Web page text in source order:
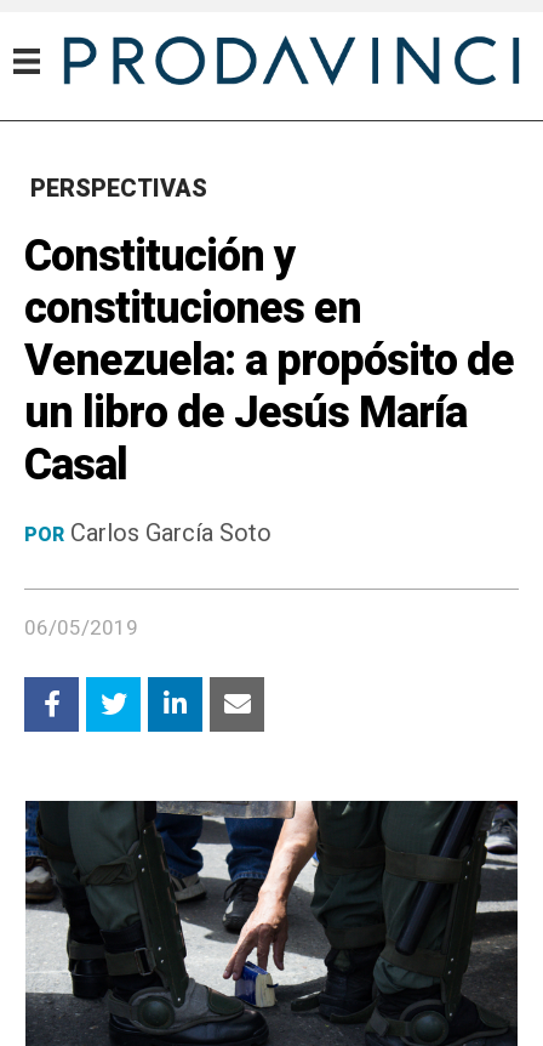
PERSPECTIVAS
Constitución y
constituciones en
Venezuela: a propósito de
un libro de Jesús María
Casal
POR Carlos García Soto
06/05/2019